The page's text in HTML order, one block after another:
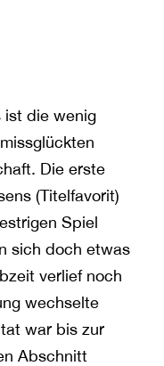
ist die wenig
Die erste
(Titelfavorit)
Spiel
sich doch etwas
verlief noch
wechselte
war bis zur
Abschnitt